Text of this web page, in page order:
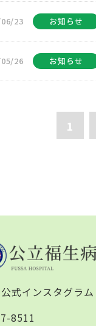
23 お知らせ
26 お知らせ
1
公式インスタグラム
8511